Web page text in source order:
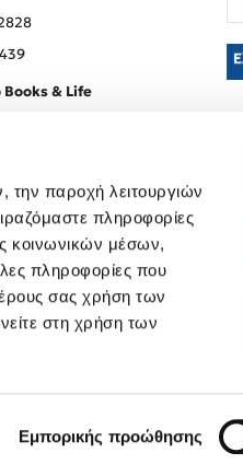
την παροχή λειτουργιών
πληροφορίες
κοινωνικών μέσων,
πληροφορίες που
σας χρήση των
στη χρήση των
Εμπορικής προώθησης
Books & Life
by